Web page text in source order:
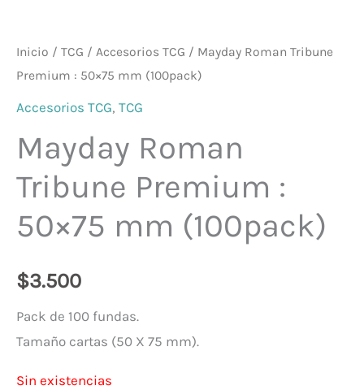
Inicio / TCG / Accesorios TCG / Mayday Roman Tribune
Premium : 50×75 mm (100pack)
Accesorios TCG, TCG
Mayday Roman
Tribune Premium :
50×75 mm (100pack)
$3.500
Pack de 100 fundas.
Tamaño cartas (50 X 75 mm).
Sin existencias